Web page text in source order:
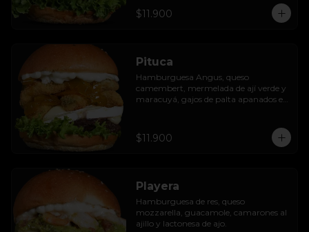
$11.900
Pituca
Hamburguesa Angus, queso
camembert, mermelada de ají verde y
maracuyá, gajos de palta apanados en
$11.900
Playera
Hamburguesa de res, queso
mozzarella, guacamole, camarones al
ajillo y lactonesa de ajo.